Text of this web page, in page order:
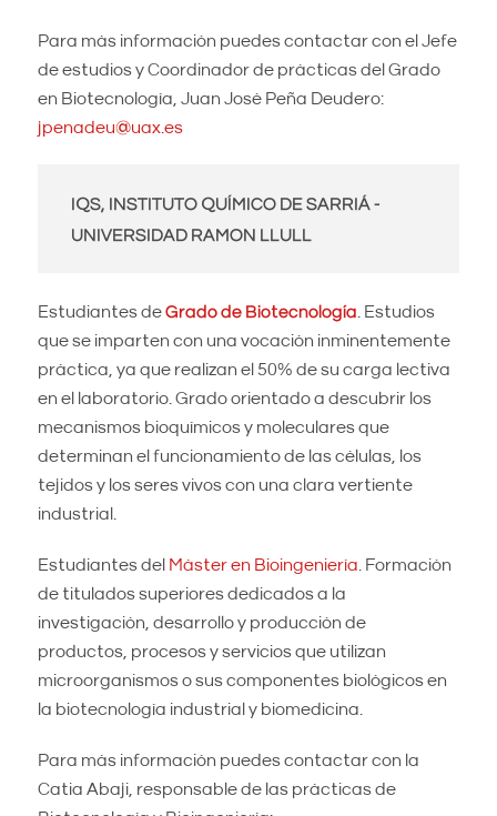
Para más información puedes contactar con el Jefe
de estudios y Coordinador de prácticas del Grado
en Biotecnología, Juan José Peña Deudero:
jpenadeu@uax.es
IQS, INSTITUTO QUÍMICO DE SARRIÁ -
UNIVERSIDAD RAMON LLULL
Estudiantes deGrado de Biotecnología . Estudios
que se imparten con una vocación inminentemente
práctica, ya que realizan el 50% de su carga lectiva
en el laboratorio. Grado orientado a descubrir los
mecanismos bioquímicos y moleculares que
determinan el funcionamiento de las células, los
tejidos y los seres vivos con una clara vertiente
industrial.
Estudiantes del Máster en Bioingeniería . Formación
de titulados superiores dedicados a la
investigación, desarrollo y producción de
productos, procesos y servicios que utilizan
microorganismos o sus componentes biológicos en
la biotecnología industrial y biomedicina.
Para más información puedes contactar con la
Catia Abaji, responsable de las prácticas de